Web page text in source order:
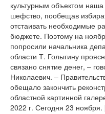
культурным объектом
шефство, пообещав
отстаивать необходимые
бюджете. Поэтому на
попросили начальника
области Т. Голыгину
связано снятие денег, –
Николаевич. –
обещало закончить
областной картинной
2022 г. Сегодня 23